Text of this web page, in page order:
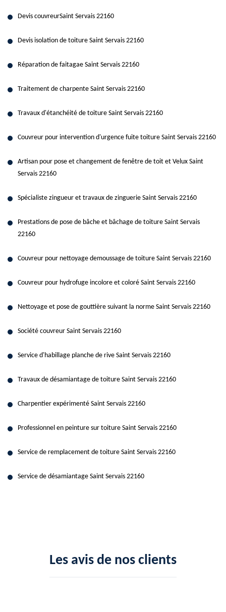
Devis couvreurSaint Servais 22160
Devis isolation de toiture Saint Servais 22160
Réparation de faitagae Saint Servais 22160
Traitement de charpente Saint Servais 22160
Travaux d'étanchéité de toiture Saint Servais 22160
Couvreur pour intervention d'urgence fuite toiture Saint Servais 22160
Artisan pour pose et changement de fenêtre de toit et Velux Saint
Servais 22160
Spécialiste zingueur et travaux de zinguerie Saint Servais 22160
Prestations de pose de bâche et bâchage de toiture Saint Servais
22160
Couvreur pour nettoyage demoussage de toiture Saint Servais 22160
Couvreur pour hydrofuge incolore et coloré Saint Servais 22160
Nettoyage et pose de gouttière suivant la norme Saint Servais 22160
Société couvreur Saint Servais 22160
Service d'habillage planche de rive Saint Servais 22160
Travaux de désamiantage de toiture Saint Servais 22160
Charpentier expérimenté Saint Servais 22160
Professionnel en peinture sur toiture Saint Servais 22160
Service de remplacement de toiture Saint Servais 22160
Service de désamiantage Saint Servais 22160
Les avis de nos clients